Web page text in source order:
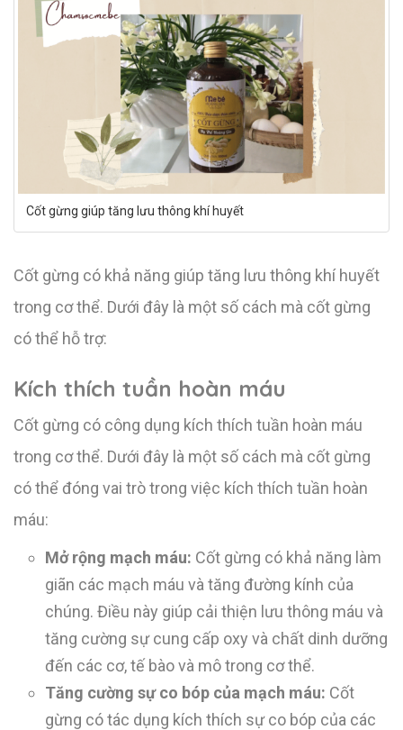
Cốt gừng giúp tăng lưu thông khí huyết
Cốt gừng có khả năng giúp tăng lưu thông khí huyết
trong cơ thể. Dưới đây là một số cách mà cốt gừng
có thể hỗ trợ:
Kích thích tuần hoàn máu
Cốt gừng có công dụng kích thích tuần hoàn máu
trong cơ thể. Dưới đây là một số cách mà cốt gừng
có thể đóng vai trò trong việc kích thích tuần hoàn
máu:
Mở rộng mạch máu: Cốt gừng có khả năng làm
giãn các mạch máu và tăng đường kính của
chúng. Điều này giúp cải thiện lưu thông máu và
tăng cường sự cung cấp oxy và chất dinh dưỡng
đến các cơ, tế bào và mô trong cơ thể.
Tăng cường sự co bóp của mạch máu: Cốt
gừng có tác dụng kích thích sự co bóp của các